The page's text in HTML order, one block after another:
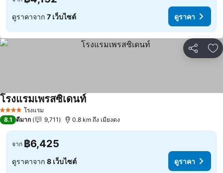
ดูราคาจาก 7 เว็บไซต์ ดูราคา
แชร์ เ
4 ดาว โรงแรม
โรงแรมเพรสซิเดนท์
8.1 ดีมาก 9,711 0.8 km ถึง เมียงดง
จาก ฿6,425
ดูราคาจาก 8 เว็บไซต์ ดูราคา